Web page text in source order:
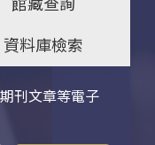
資料庫檢索
刊文章等電子